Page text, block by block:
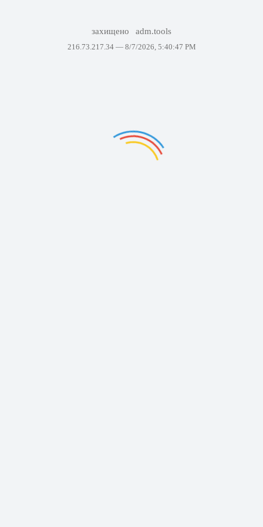
захищено adm.tools
216.73.217.34 — 8/7/2026, 5:40:47 PM